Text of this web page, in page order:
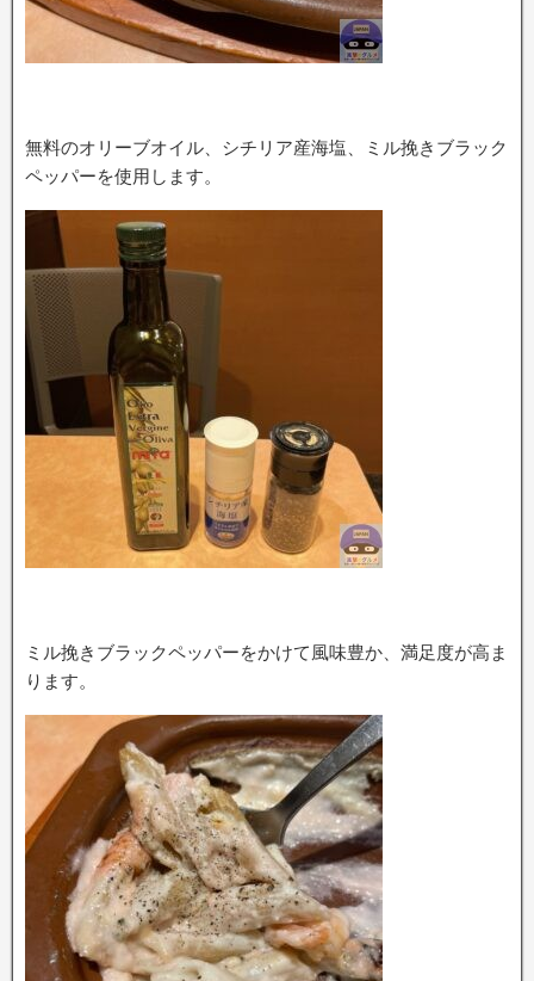
無料のオリーブオイル、シチリア産海塩、ミル挽きブラック
ペッパーを使用します。
ミル挽きブラックペッパーをかけて風味豊か、満足度が高ま
ります。